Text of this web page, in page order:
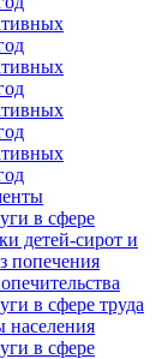
в сфере
детей-сирот и
попечения
в сфере труда
населения
в сфере